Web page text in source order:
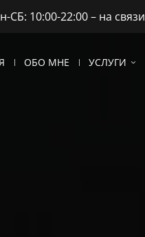
СБ: 10:00-22:00 – на связи
ОБО МНЕ УСЛУГИ